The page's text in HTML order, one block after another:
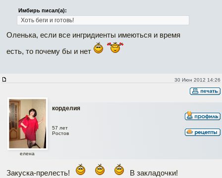
Имбирь писал(а):
Хоть беги и готовь!
Оленька, если все ингридиенты имеються и время
есть, то почему бы и нет
30 Июн 2012 14:26
корделия
елена
57 лет
Ростов
Закуска-прелесть! В закладочки!